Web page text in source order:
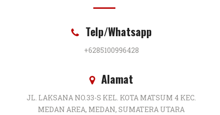
Telp/Whatsapp
+6285100996428
Alamat
JL. LAKSANA NO.33-S KEL. KOTA MATSUM 4 KEC.
MEDAN AREA, MEDAN, SUMATERA UTARA